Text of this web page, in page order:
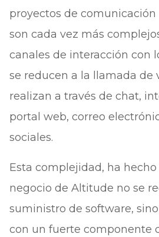
proyectos de comunicación
son cada vez más
canales de interacción con
se reducen a la llamada de
realizan a través de chat,
portal web, correo
sociales.
Esta complejidad, ha
negocio de Altitude no se
suministro de software,
con un fuerte componente